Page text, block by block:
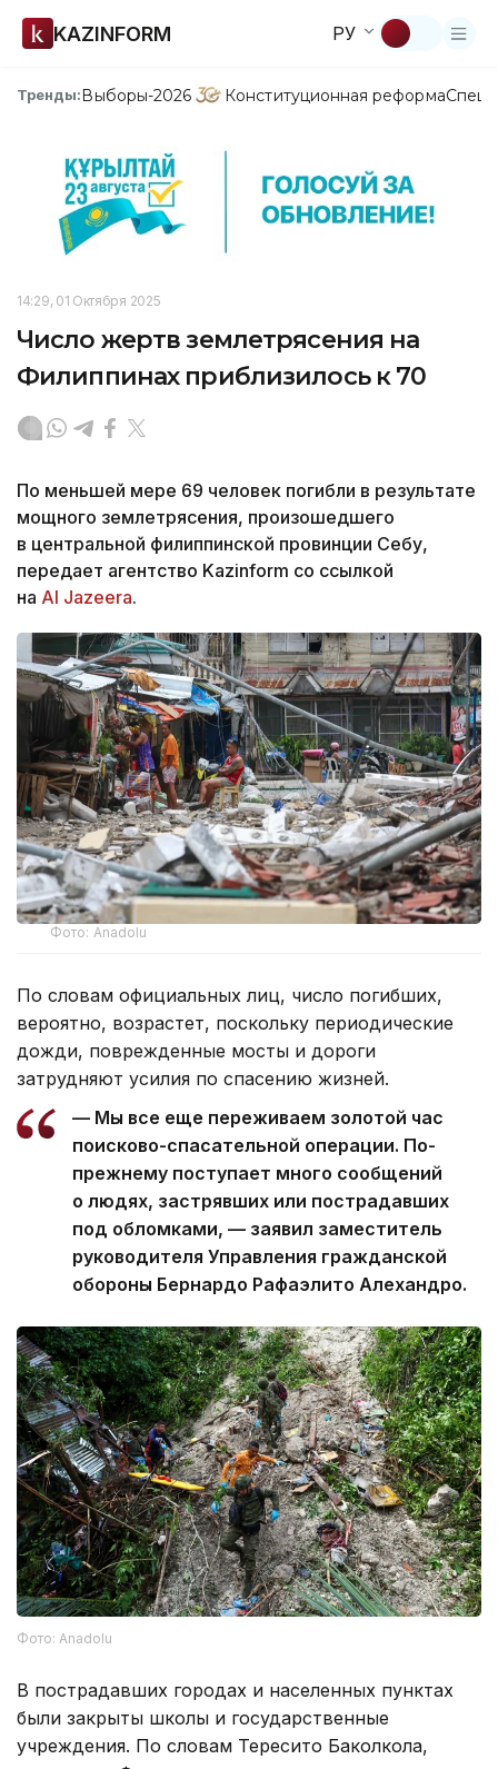
KAZINFORM РУ
Тренды:Выборы-2026 Конституционная реформа
14:29, 01 Октября 2025
Число жертв землетрясения на
Филиппинах приблизилось к 70
По меньшей мере 69 человек погибли в результате
мощного землетрясения, произошедшего
в центральной филиппинской провинции Себу,
передает агентство Kazinform со ссылкой
на Al Jazeera.
Фото: Anadolu
По словам официальных лиц, число погибших,
вероятно, возрастет, поскольку периодические
дожди, поврежденные мосты и дороги
затрудняют усилия по спасению жизней.
— Мы все еще переживаем золотой час
поисково-спасательной операции. По-
прежнему поступает много сообщений
о людях, застрявших или пострадавших
под обломками, — заявил заместитель
руководителя Управления гражданской
обороны Бернардо Рафаэлито Алехандро.
Фото: Anadolu
В пострадавших городах и населенных пунктах
были закрыты школы и государственные
учреждения. По словам Тересито Баколкола,